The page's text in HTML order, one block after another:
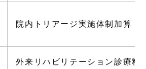
院内トリアージ実施体制加算
外来リハビリテーション診療料